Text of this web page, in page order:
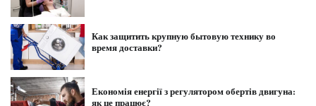
Как защитить крупную бытовую технику во
время доставки?
Економія енергії з регулятором обертів двигуна:
як це працює?